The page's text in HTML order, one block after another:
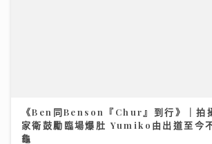
25/07/2026